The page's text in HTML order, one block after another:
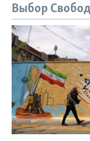
Выбор